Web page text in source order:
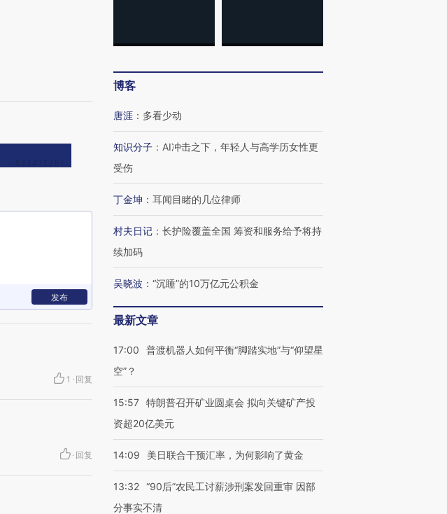
发布
1 · 回复
· 回复
博客
唐涯 ： 多看少动
知识分子 ： AI冲击之下，年轻人与高学历女性更
受伤
丁金坤 ： 耳闻目睹的几位律师
村夫日记 ： 长护险覆盖全国 筹资和服务给予将持
续加码
吴晓波 ： “沉睡”的10万亿元公积金
最新文章
17:00
普渡机器人如何平衡“脚踏实地”与“仰望星
空”？
15:57 特朗普召开矿业圆桌会 拟向关键矿产投
资超20亿美元
14:09 美日联合干预汇率，为何影响了黄金
13:32 “90后”农民工讨薪涉刑案发回重审 因部
分事实不清